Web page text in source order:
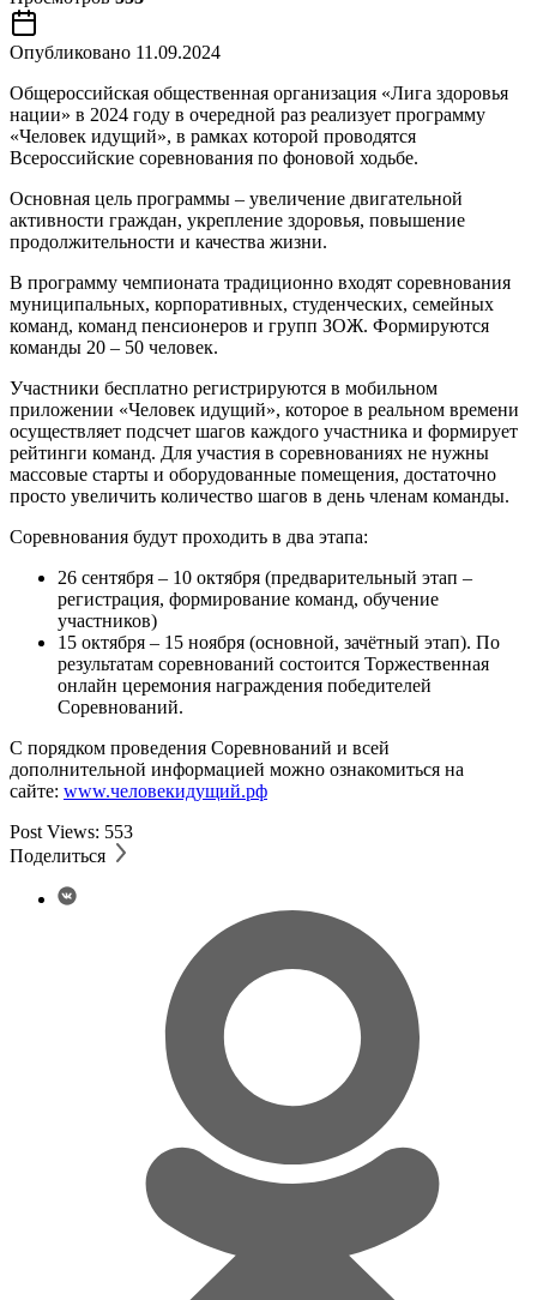
Опубликовано 11.09.2024
Общероссийская общественная организация «Лига здоровья
нации» в 2024 году в очередной раз реализует программу
«Человек идущий», в рамках которой проводятся
Всероссийские соревнования по фоновой ходьбе.
Основная цель программы – увеличение двигательной
активности граждан, укрепление здоровья, повышение
продолжительности и качества жизни.
В программу чемпионата традиционно входят соревнования
муниципальных, корпоративных, студенческих, семейных
команд, команд пенсионеров и групп ЗОЖ. Формируются
команды 20 – 50 человек.
Участники бесплатно регистрируются в мобильном
приложении «Человек идущий», которое в реальном времени
осуществляет подсчет шагов каждого участника и формирует
рейтинги команд. Для участия в соревнованиях не нужны
массовые старты и оборудованные помещения, достаточно
просто увеличить количество шагов в день членам команды.
Соревнования будут проходить в два этапа:
26 сентября – 10 октября (предварительный этап –
регистрация, формирование команд, обучение
участников)
15 октября – 15 ноября (основной, зачётный этап). По
результатам соревнований состоится Торжественная
онлайн церемония награждения победителей
Соревнований.
С порядком проведения Соревнований и всей
дополнительной информацией можно ознакомиться на
сайте: www.человекидущий.рф
Post Views: 553
Поделиться